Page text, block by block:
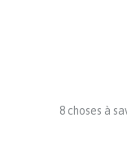
8 choses à